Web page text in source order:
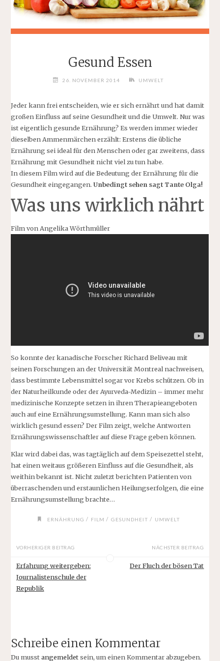
Gesund Essen
26. NOVEMBER 2014 UMWELT
Jeder kann frei entscheiden, wie er sich ernährt und hat damit
großen Einfluss auf seine Gesundheit und die Umwelt. Nur was
ist eigentlich gesunde Ernährung? Es werden immer wieder
dieselben Ammenmärchen erzählt: Erstens die übliche
Ernährung sei ideal für den Menschen oder gar zweitens, dass
Ernährung mit Gesundheit nicht viel zu tun habe.
In diesem Film wird auf die Bedeutung der Ernährung für die
Gesundheit eingegangen.Unbedingt sehen sagt Tante Olga!
Was uns wirklich nährt
Film von Angelika Wörthmüller
So konnte der kanadische Forscher Richard Beliveau mit
seinen Forschungen an der Universität Montreal nachweisen,
dass bestimmte Lebensmittel sogar vor Krebs schützen. Ob in
der Naturheilkunde oder der Ayurveda-Medizin – immer mehr
medizinische Konzepte setzen in ihren Therapieangeboten
auch auf eine Ernährungsumstellung. Kann man sich also
wirklich gesund essen? Der Film zeigt, welche Antworten
Ernährungswissenschaftler auf diese Frage geben können.
Klar wird dabei das, was tagtäglich auf dem Speisezettel steht,
hat einen weitaus größeren Einfluss auf die Gesundheit, als
weithin bekannt ist. Nicht zuletzt berichten Patienten von
überraschenden und erstaunlichen Heilungserfolgen, die eine
Ernährungsumstellung brachte…
ERNÄHRUNG / FILM / GESUNDHEIT / UMWELT
VORHERIGER BEITRAG
Erfahrung weitergeben:
Journalistenschule der
Republik
NÄCHSTER BEITRAG
Der Fluch der bösen Tat
Schreibe einen Kommentar
Du musstangemeldetsein, um einen Kommentar abzugeben.